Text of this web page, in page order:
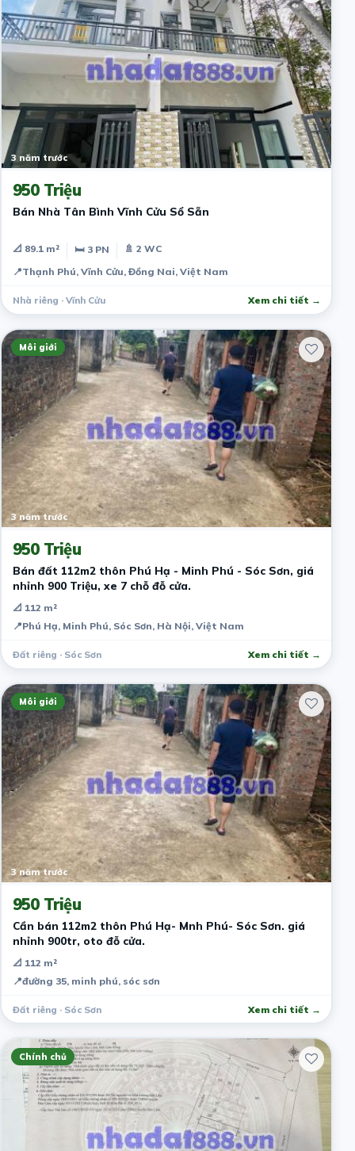
3 năm trước
950 Triệu
Bán Nhà Tân Bình Vĩnh Cửu Sổ Sẵn
📐 89.1 m² 🛏 3 PN
🚿 2 WC
📍Thạnh Phú, Vĩnh Cửu, Đồng Nai, Việt Nam
Nhà riêng · Vĩnh Cửu Xem chi tiết →
Môi giới
3 năm trước
950 Triệu
Bán đất 112m2 thôn Phú Hạ - Minh Phú - Sóc Sơn, giá
nhỉnh 900 Triệu, xe 7 chỗ đỗ cửa.
📐 112 m²
📍Phú Hạ, Minh Phú, Sóc Sơn, Hà Nội, Việt Nam
Đất riêng · Sóc Sơn Xem chi tiết →
Môi giới
3 năm trước
950 Triệu
Cần bán 112m2 thôn Phú Hạ- Mnh Phú- Sóc Sơn. giá
nhỉnh 900tr, oto đỗ cửa.
📐 112 m²
📍đường 35, minh phú, sóc sơn
Đất riêng · Sóc Sơn Xem chi tiết →
Chính chủ